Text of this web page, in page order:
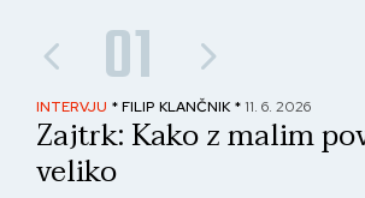
01
INTERVJU * FILIP KLANČNIK * 11. 6. 2026
Zajtrk: Kako z malim
veliko